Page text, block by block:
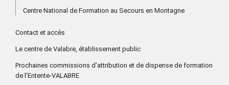
Centre National de Formation au Secours en Montagne
Contact et accès
Le centre de Valabre, établissement public
Prochaines commissions d’attribution et de dispense de formation
de l’Entente-VALABRE